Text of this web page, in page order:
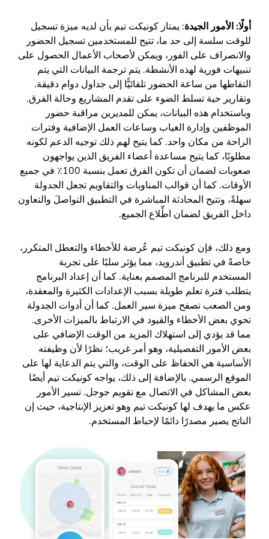
أولًا: الأمور الجيدة: يمتاز كونيكت تيم بأن لديه ميزة تسجيل
للوقت سلسة إلى حد ما، تتيح للمستخدمين تسجيل الحضور
والانصراف على الفور، ويمكن لأصحاب الأعمال الحصول على
تنبيهات فورية لهذه الأنشطة. يتم ترجمة البيانات التي يتم
التقاطها من ساعة الحضور تلقائيًّا إلى جداول دوام دقيقة.
وتقارير حية تسلط الضوء على تقدم المشاريع وحالة الفرق.
وباستخدام هذه البيانات، يمكن للمديرين مراقبة حضور
الموظفين وإدارة الغياب وساعات العمل الإضافية وفترات
الراحة من مكان واحد. كما يتيح لهم ذلك توجيه الدعم لكونه
مطلوبًا، كما يتيح مساعدة أعضاء الفريق الذين يواجهون
صعوبات لضمان أن تكون الفرق تعمل بنسبة 100٪ في جميع
الأوقات. كما أن قوالب المناوبات والتقاويم تجعل الجدولة
سهلةً، وتتيح المحادثة المباشرة في التطبيق التواصلَ والتعاون
داخل الفريق لضمان اطِّلاع الجميع.
ومع ذلك، فإن كونيكت تيم عُرضة للأخطاء والتعطل المتكرر،
خاصةً في تطبيق أندرويد، مما يؤثر سلبًا على تجربة
المستخدم للبرنامج المصمم بعناية. كما أن إعداد البرنامج
يتطلب فترة تعلم طويلة بسبب الإعدادات الكثيرة والمعقدة،
ومن الصعب تصفح ميزة سير العمل. كما أن أدوات الجدولة
تحوي بعض الأخطاء والقيود في الارتباط بالميزات الأخرى.
مما قد يؤدي إلى استهلاك المزيد من الوقت الإضافي على
بعض الأمور التفصيلية، وهو أمر غريب؛ نظرًا لأن وظيفته
الأساسية هي الحفاظ على الوقت، والتي يتم الدعاية لها على
الموقع الرسمي. بالإضافة إلى ذلك، يواجه كونيكت تيم أيضًا
بعض المشاكل في الاتصال مع تقويم جوجل. تسير الأمور
عكس ما يهدف لها كونيكت تيم وهو تعزيز الإنتاجية، حيث إن
الناتج يصير مصدرًا دائمًا لإحباط المستخدم.